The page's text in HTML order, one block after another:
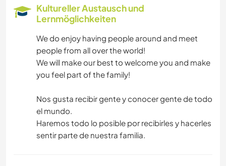
Kultureller Austausch und
Lernmöglichkeiten
We do enjoy having people around and meet
people from all over the world!
We will make our best to welcome you and make
you feel part of the family!
Nos gusta recibir gente y conocer gente de todo
el mundo.
Haremos todo lo posible por recibirles y hacerles
sentir parte de nuestra familia.